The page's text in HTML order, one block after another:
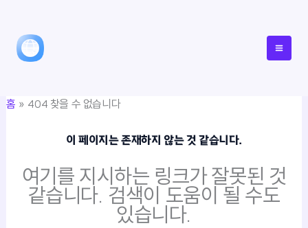
너홈 404 찾을 수 없습니다
이 페이지는 존재하지 않는 것 같습니다.
여기를 지시하는 링크가 잘못된 것
같습니다. 검색이 도움이 될 수도
있습니다.